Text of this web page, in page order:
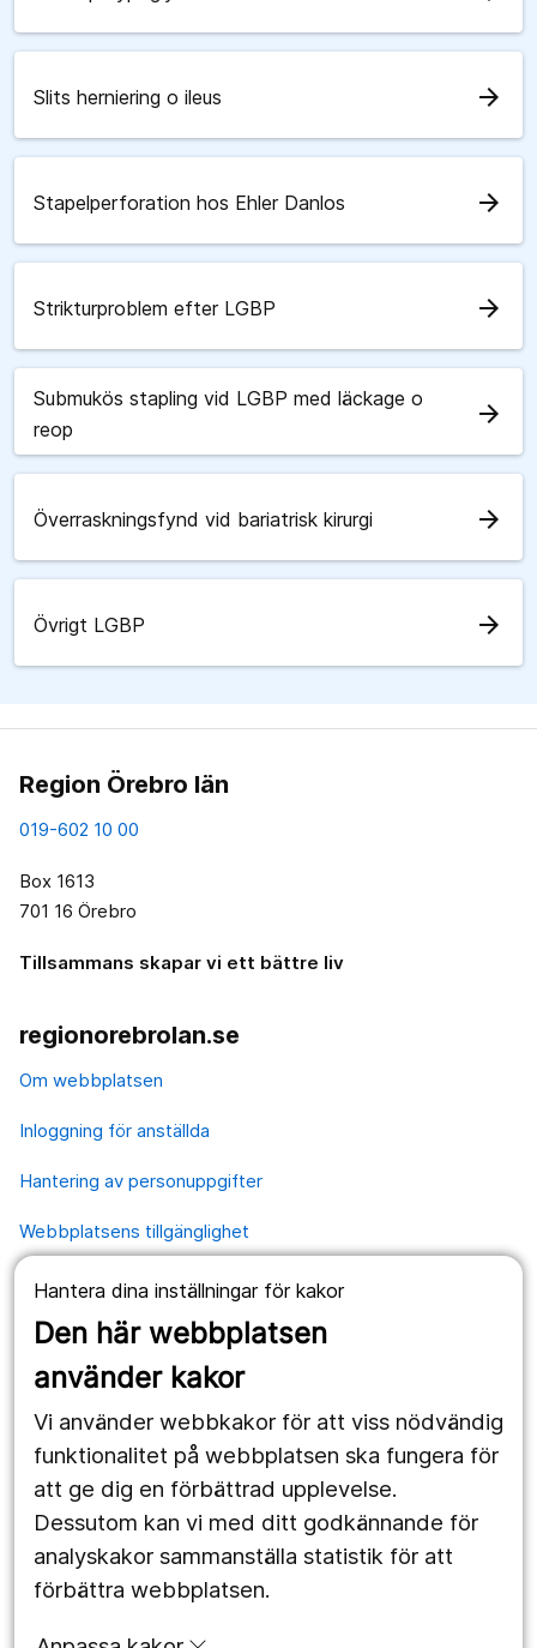
Hantera dina inställningar för kakor
Den här webbplatsen
använder kakor
Vi använder webbkakor för att viss nödvändig
funktionalitet på webbplatsen ska fungera för
att ge dig en förbättrad upplevelse.
Dessutom kan vi med ditt godkännande för
analyskakor sammanställa statistik för att
förbättra webbplatsen.
Slits herniering o ileus arrow_forward
Stapelperforation hos Ehler Danlos arrow_forward
Strikturproblem efter LGBP arrow_forward
Submukös stapling vid LGBP med läckage o
reop
arrow_forward
Överraskningsfynd vid bariatrisk kirurgi arrow_forward
Övrigt LGBP arrow_forward
Region Örebro län
019-602 10 00
Box 1613
701 16 Örebro
Tillsammans skapar vi ett bättre liv
regionorebrolan.se
Om webbplatsen
Inloggning för anställda
Hantering av personuppgifter
Webbplatsens tillgänglighet
Våra webbplatser
1177.se
Region Örebro län
Följ oss
Facebook